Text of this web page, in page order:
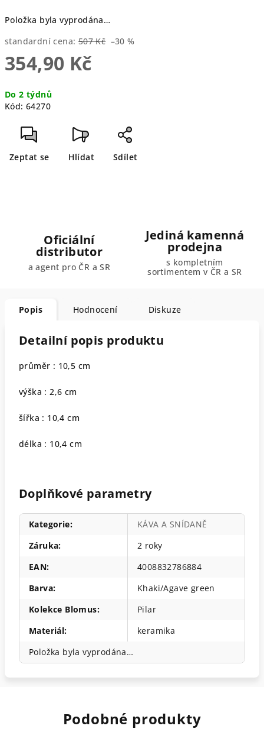
Položka byla vyprodána…
standardní cena: 507 Kč –30 %
354,90 Kč
cena:
Do 2 týdnů
Kód: 64270
Zeptat se Hlídat Sdílet
Oficiální
distributor
a agent pro ČR a SR
Jediná kamenná
prodejna
s kompletním
sortimentem v ČR a SR
Popis Hodnocení Diskuze
Detailní popis produktu
průměr : 10,5 cm
výška : 2,6 cm
šířka : 10,4 cm
délka : 10,4 cm
Doplňkové parametry
Kategorie:
KÁVA A SNÍDANĚ
Záruka:
2 roky
EAN:
4008832786884
Barva:
Khaki/Agave green
Kolekce Blomus:
Pilar
Materiál:
keramika
Položka byla vyprodána…
Podobné produkty